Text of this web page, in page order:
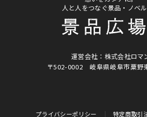
人と人をつなぐ景品・ノベ
運営会社：株式会社ロマ
〒502-0002岐阜県岐阜市粟野
プライバシーポリシー 特定商取引